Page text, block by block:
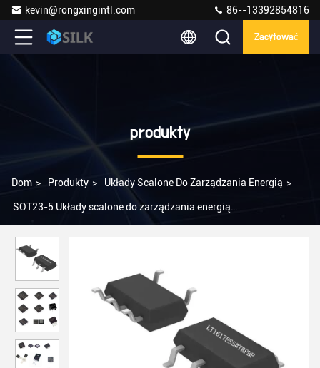
kevin@rongxingintl.com 86--13392854816
Zacytować
produkty
Dom > Produkty > Układy Scalone Do Zarządzania Energią >
SOT23-5 Układy scalone do zarządzania energią